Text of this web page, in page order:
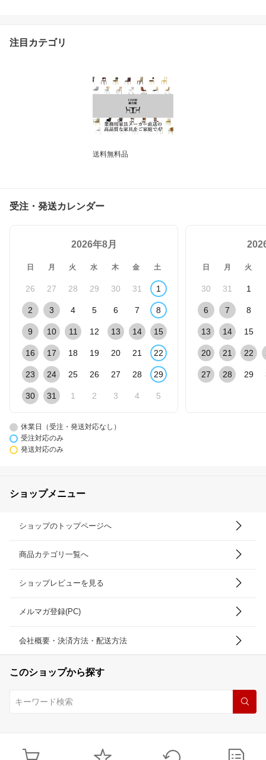
注目カテゴリ
送料無料品
受注・発送カレンダー
2026年8月
日 月 火 水 木 金 土
26 27 28 29 30 31 1
2 3 4 5 6 7 8
9 10 11 12 13 14 15
16 17 18 19 20 21 22
23 24 25 26 27 28 29
30 31 1 2 3 4 5
日 月 火
30 31 1
6 7 8
13 14 15
20 21 22
27 28 29
休業日（受注・発送対応なし）
受注対応のみ
発送対応のみ
ショップメニュー
ショップのトップページへ
商品カテゴリ一覧へ
ショップレビューを見る
メルマガ登録(PC)
会社概要・決済方法・配送方法
このショップから探す